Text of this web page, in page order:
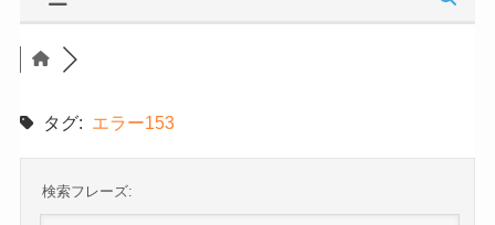
タグ: エラー153
検索フレーズ: